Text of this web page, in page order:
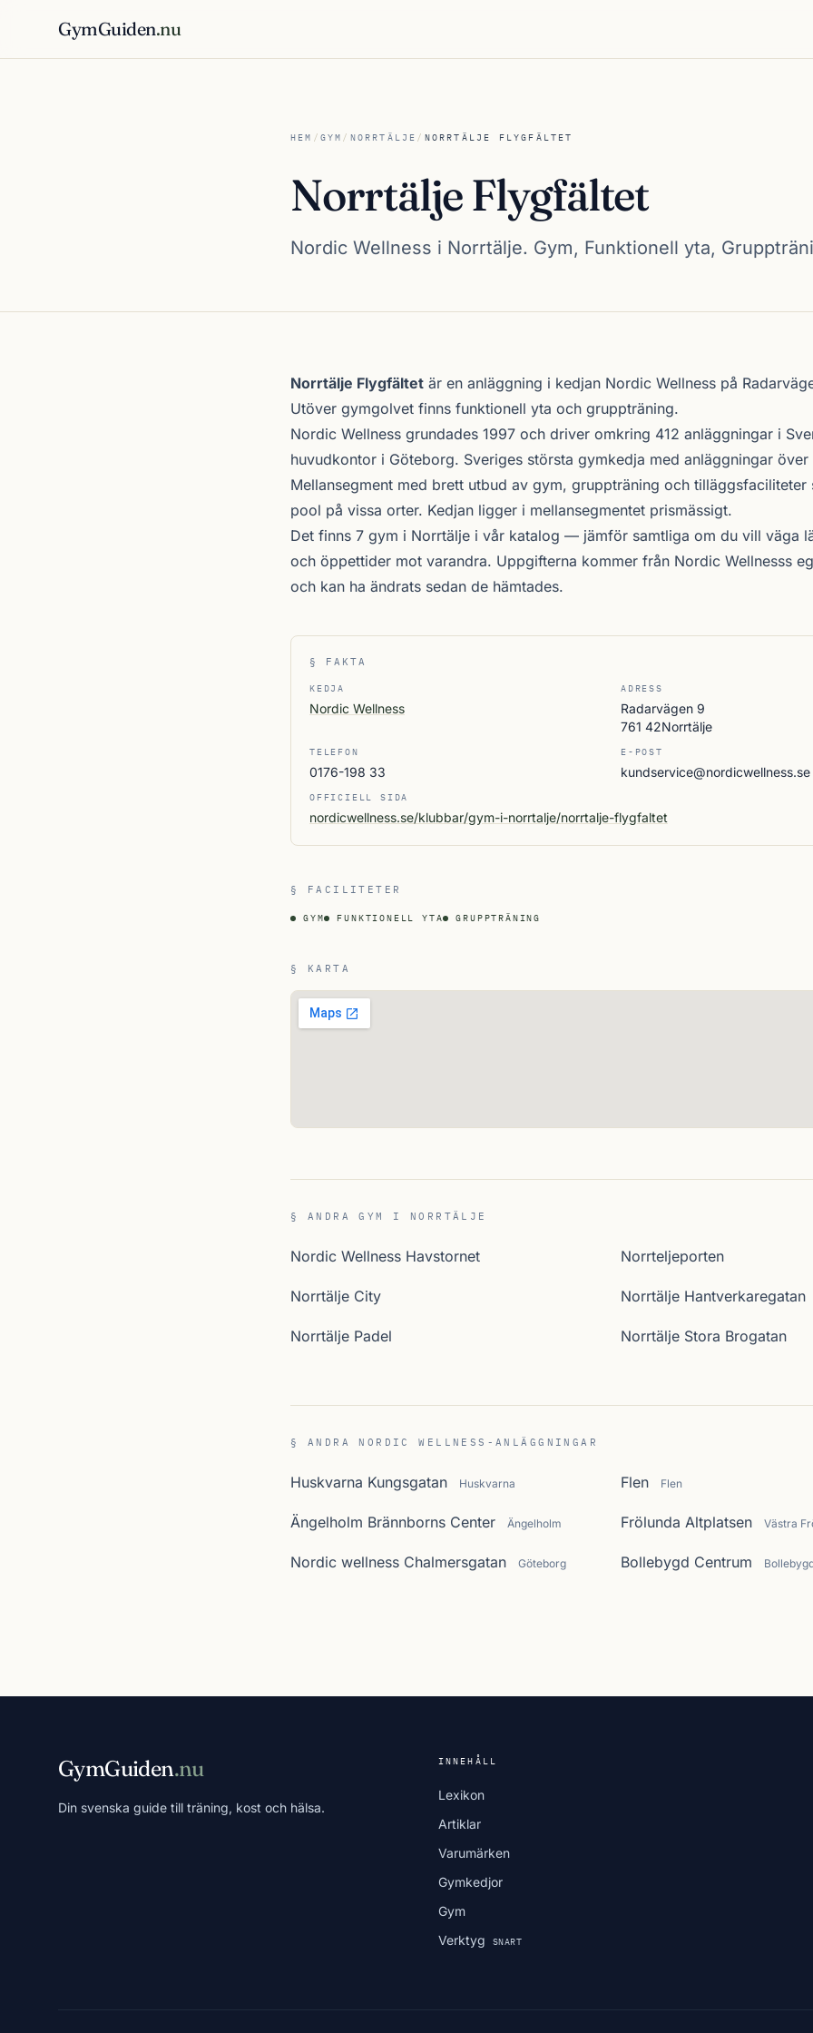
GymGuiden.nu
HEM / GYM / NORRTÄLJE / NORRTÄLJE FLYGFÄLTET
Norrtälje Flygfältet
Nordic Wellness i Norrtälje. Gym, Funktionell yta,
Om Norrtälje Flygfältet
Norrtälje Flygfältet är en anläggning i kedjan Nordic Wellness på
Utöver gymgolvet finns funktionell yta och gruppträning.
Nordic Wellness grundades 1997 och driver omkring 412 anläggningar i
huvudkontor i Göteborg. Sveriges största gymkedja med anläggningar över
Mellansegment med brett utbud av gym, gruppträning och tilläggsfaciliteter
pool på vissa orter. Kedjan ligger i mellansegmentet prismässigt.
Det finns 7 gym i Norrtälje i vår katalog — jämför samtliga om du vill väga
och öppettider mot varandra. Uppgifterna kommer från Nordic Wellnesss
och kan ha ändrats sedan de hämtades.
§ FAKTA
KEDJA
Nordic Wellness
ADRESS
Radarvägen 9
761 42Norrtälje
TELEFON
0176-198 33
E-POST
kundservice@nordicwellness.se
OFFICIELL SIDA
nordicwellness.se/klubbar/gym-i-norrtalje/norrtalje-flygfaltet
§ FACILITETER
GYM FUNKTIONELL YTA GRUPPTRÄNING
§ KARTA
§ ANDRA GYM I NORRTÄLJE
Nordic Wellness Havstornet Norrteljeporten
Norrtälje City Norrtälje Hantverkaregatan
Norrtälje Padel Norrtälje Stora Brogatan
§ ANDRA NORDIC WELLNESS-ANLÄGGNINGAR
Huskvarna Kungsgatan Huskvarna Flen Flen
Ängelholm Brännborns Center Ängelholm Frölunda Altplatsen Västra
Nordic wellness Chalmersgatan Göteborg Bollebygd Centrum
GymGuiden.nu
Din svenska guide till träning, kost och hälsa.
INNEHÅLL
Lexikon
Artiklar
Varumärken
Gymkedjor
Gym
Verktyg
SNART